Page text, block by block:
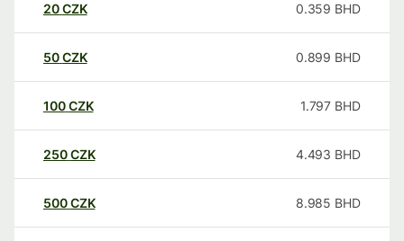
20CZK 0.359 BHD
50CZK 0.899 BHD
100CZK 1.797 BHD
250CZK 4.493 BHD
500CZK 8.985 BHD